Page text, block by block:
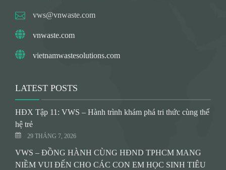
vws@vnwaste.com
vnwaste.com
vietnamwastesolutions.com
LATEST POSTS
HĐX Tập 11: VWS – Hành trình khám phá tri thức cùng thế
hệ trẻ
29 THÁNG 7, 2026
VWS – ĐỒNG HÀNH CÙNG HĐND TPHCM MANG
NIỀM VUI ĐẾN CHO CÁC CON EM HỌC SINH TIÊU